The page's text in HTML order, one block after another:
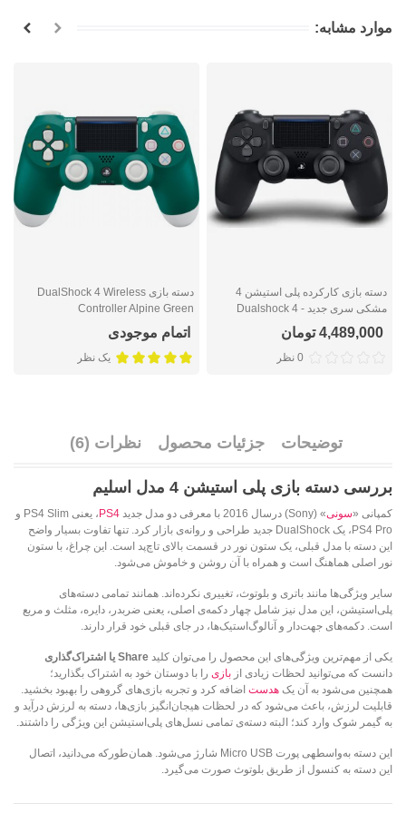
موارد مشابه:
دسته بازی کارکرده پلی استیشن 4
مشکی سری جدید - Dualshock 4
Black Slim Second hand
4,489,000 تومان
0 نظر
دسته بازی DualShock 4 Wireless
Controller Alpine Green
اتمام موجودی
یک نظر
توضیحات جزئیات محصول نظرات (6)
بررسی دسته بازی پلی استیشن 4 مدل اسلیم
کمپانی «سونی» (Sony) درسال 2016 با معرفی دو مدل جدید PS4
، یعنی PS4 Slim و
PS4 Pro، یک DualShock جدید طراحی و روانه‌ی بازار کرد. تنها تفاوت بسیار واضح
این دسته با مدل قبلی، یک ستون نور در قسمت بالای تاچ‌پد است. این چراغ، با ستون
نور اصلی هماهنگ است و همراه با آن روشن و خاموش می‌شود.
سایر ویژگی‌ها مانند باتری و بلوتوث، تغییری نکرده‌اند. همانند تمامی دسته‌های
پلی‌استیشن، این مدل نیز شامل چهار دکمه‌ی اصلی، یعنی ضربدر، دایره، مثلث و مربع
است. دکمه‌های جهت‌دار و آنالوگ‌استیک‌ها، در جای قبلی خود قرار دارند.
یکی از مهم‌ترین ویژگی‌های این محصول را می‌توان کلید Share یا اشتراک‌گذاری
دانست که می‌توانید لحظات زیادی از بازی را با دوستان خود به اشتراک بگذارید؛
همچنین می‌شود به آن‌ یک هدست اضافه کرد و تجربه بازی‌های گروهی را بهبود بخشید.
قابلیت لرزش، باعث می‌شود که در لحظات هیجان‌انگیز بازی‌ها، دسته به لرزش درآید و
به گیمر شوک وارد کند؛ البته دسته‌ی تمامی نسل‌های پلی‌استیشن این ویژگی را داشتند.
این دسته به‌واسطه‎ی پورت Micro USB شارژ می‌شود. همان‌طورکه می‌دانید، اتصال
این دسته به کنسول از طریق بلوتوث صورت می‌گیرد.